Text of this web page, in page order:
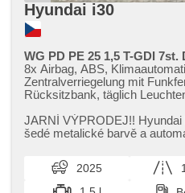
Hyundai i30
WG PD PE 25 1,5 T-GDI 7st.
8x Airbag, ABS,
Zentralverriegelung mit
Rücksitzbank, täglich
Wegfahrsperre, Alufelgen,
Multifunktionslenkrad,
(ASR), Navigation,
Elektronisches
Geschwindigkeitsregelung,
JARNÍ VÝPRODEJ!!
šedé metalické barvě a
2025